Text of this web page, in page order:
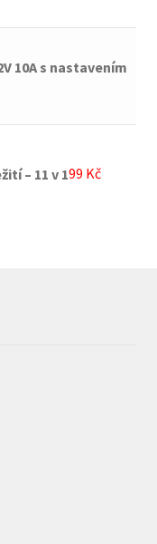
10A s nastavením
– 11 v 199 Kč